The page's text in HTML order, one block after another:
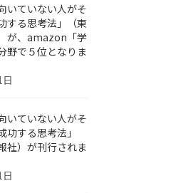
いていない人がそ
する思考法」（東
が、amazon「学
野で５位となりま
いていない人がそ
功する思考法」
社）が刊行されま